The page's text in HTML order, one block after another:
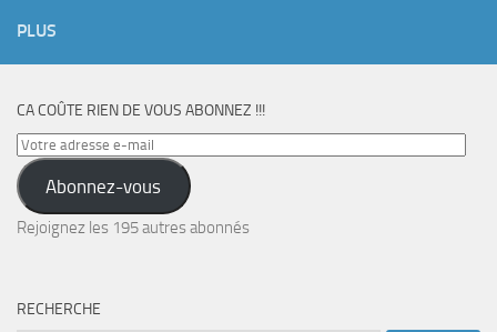
PLUS
CA COÛTE RIEN DE VOUS ABONNEZ !!!
Votre
adresse
e-
mail
Abonnez-vous
Rejoignez les 195 autres abonnés
RECHERCHE